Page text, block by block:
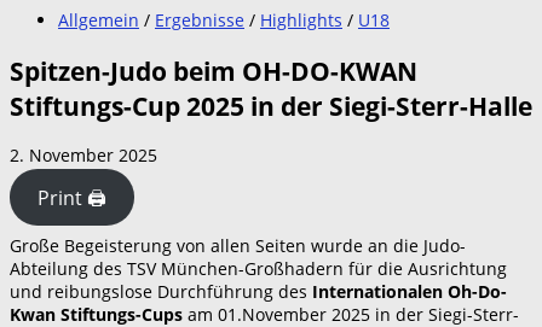
Allgemein / Ergebnisse / Highlights / U18
Spitzen-Judo beim OH-DO-KWAN
Stiftungs-Cup 2025 in der Siegi-Sterr-Halle
2. November 2025
Print 🖨
Große Begeisterung von allen Seiten wurde an die Judo-
Abteilung des TSV München-Großhadern für die Ausrichtung
und reibungslose Durchführung des Internationalen Oh-Do-
Kwan Stiftungs-Cups am 01.November 2025 in der Siegi-Sterr-